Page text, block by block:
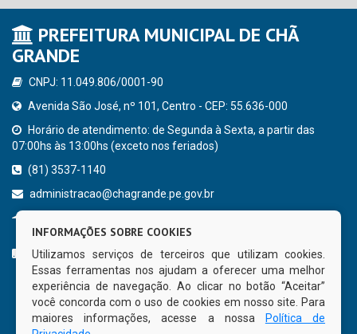
PREFEITURA MUNICIPAL DE CHÃ
GRANDE
CNPJ: 11.049.806/0001-90
Avenida São José, nº 101, Centro - CEP: 55.636-000
Horário de atendimento: de Segunda à Sexta, a partir das
07:00hs às 13:00hs (exceto nos feriados)
(81) 3537-1140
administracao@chagrande.pe.gov.br
CURTA NOSSA FAN PAGE
INFORMAÇÕES SOBRE COOKIES
Utilizamos serviços de terceiros que utilizam cookies.
Essas ferramentas nos ajudam a oferecer uma melhor
experiência de navegação. Ao clicar no botão “Aceitar”
você concorda com o uso de cookies em nosso site. Para
maiores informações, acesse a nossa
Política de